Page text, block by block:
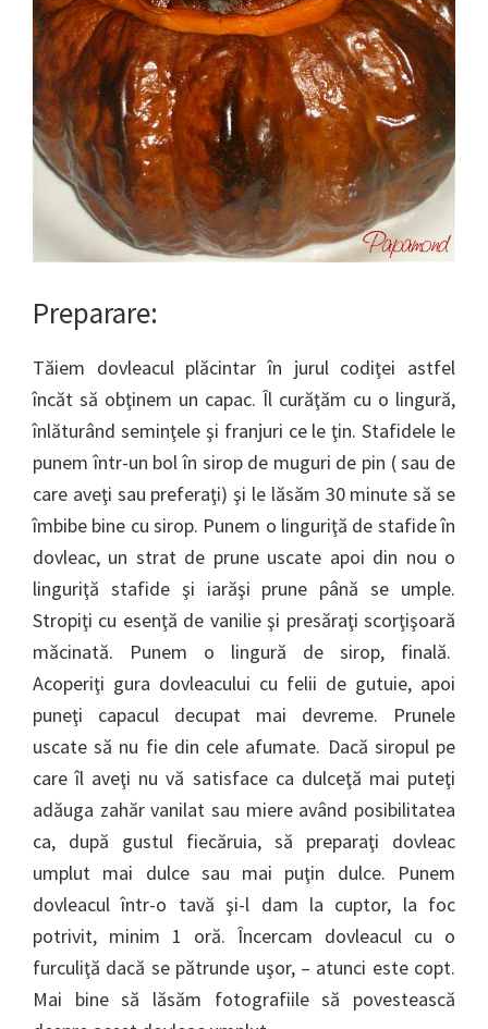
Preparare:
Tăiem dovleacul plăcintar în jurul codiţei astfel
încăt să obţinem un capac. Îl curăţăm cu o lingură,
înlăturând seminţele şi franjuri ce le ţin. Stafidele le
punem într-un bol în sirop de muguri de pin ( sau de
care aveţi sau preferaţi) şi le lăsăm 30 minute să se
îmbibe bine cu sirop. Punem o linguriţă de stafide în
dovleac, un strat de prune uscate apoi din nou o
linguriţă stafide şi iarăşi prune până se umple.
Stropiţi cu esenţă de vanilie şi presăraţi scorţişoară
măcinată. Punem o lingură de sirop, finală.
Acoperiţi gura dovleacului cu felii de gutuie, apoi
puneţi capacul decupat mai devreme. Prunele
uscate să nu fie din cele afumate. Dacă siropul pe
care îl aveţi nu vă satisface ca dulceţă mai puteţi
adăuga zahăr vanilat sau miere având posibilitatea
ca, după gustul fiecăruia, să preparaţi dovleac
umplut mai dulce sau mai puţin dulce. Punem
dovleacul într-o tavă şi-l dam la cuptor, la foc
potrivit, minim 1 oră. Încercam dovleacul cu o
furculiţă dacă se pătrunde uşor, – atunci este copt.
Mai bine să lăsăm fotografiile să povestească